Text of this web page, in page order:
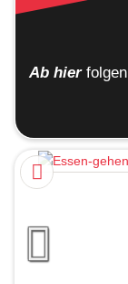
Ab hier folgen